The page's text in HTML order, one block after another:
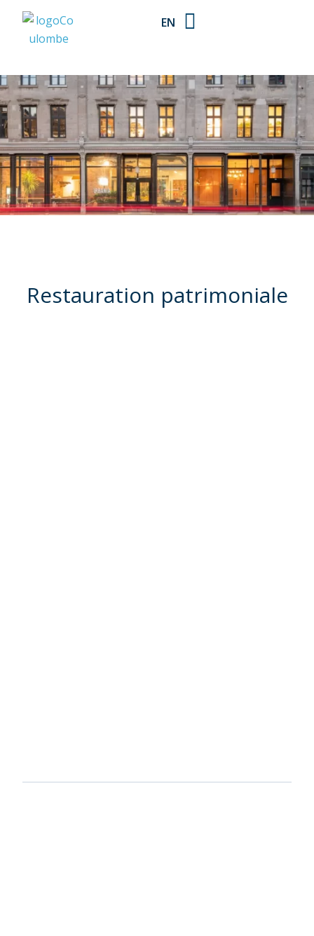
EN
Restauration patrimoniale